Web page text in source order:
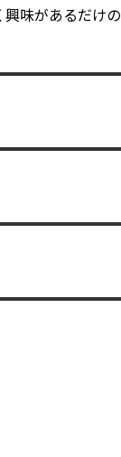
味があるだけ